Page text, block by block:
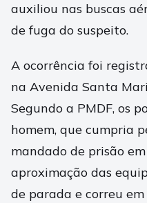
auxiliou nas buscas
de fuga do suspeito.
A ocorrência foi
na Avenida Santa
Segundo a PMDF, os
homem, que cumpria
mandado de prisão
aproximação das
de parada e correu